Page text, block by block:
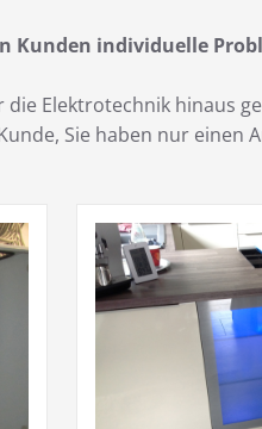
Kunden individuelle
die Elektrotechnik
Sie haben nur